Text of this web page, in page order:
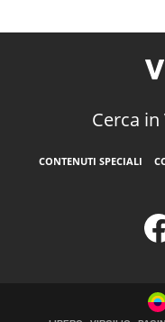
Cerca
CONTENUTI SPECIALI